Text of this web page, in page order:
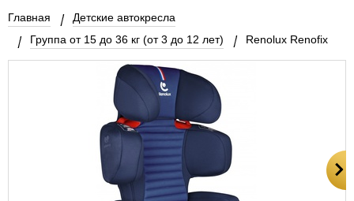
Главная
Детские автокресла
Группа от 15 до 36 кг (от 3 до 12 лет)
Renolux Renofix